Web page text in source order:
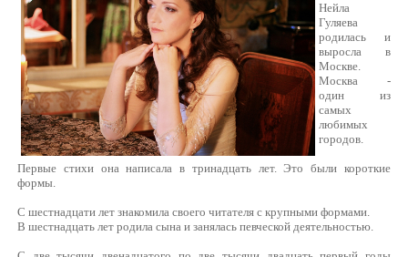
Нейла
Гуляева
родилась и
выросла в
Москве.
Москва -
один из
самых
любимых
городов.
Первые стихи она написала в тринадцать лет. Это были короткие
формы.
С шестнадцати лет знакомила своего читателя с крупными формами.
В шестнадцать лет родила сына и занялась певческой деятельностью.